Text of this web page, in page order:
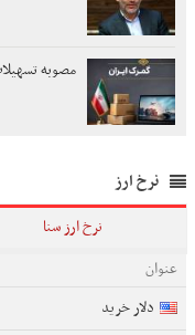
مصوبه
نرخ ارز
نرخ ارز سنا
عنوان
دلار خرید